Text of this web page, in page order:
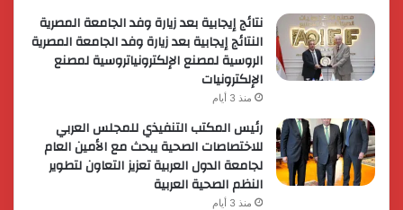
نتائج إيجابية بعد زيارة وفد الجامعة المصرية
النتائج إيجابية بعد زيارة وفد الجامعة المصرية
الروسية لمصنع الإلكترونياتروسية لمصنع
الإلكترونيات
منذ 3 أيام
رئيس المكتب التنفيذي للمجلس العربي
للاختصاصات الصحية يبحث مع الأمين العام
لجامعة الدول العربية تعزيز التعاون لتطوير
النظم الصحية العربية
منذ 3 أيام